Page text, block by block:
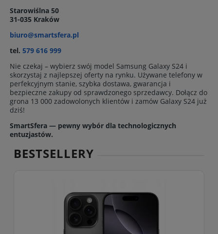
Starowiślna 50
31-035 Kraków
biuro@smartsfera.pl
tel. 579 616 999
Nie czekaj – wybierz swój model Samsung Galaxy S24 i
skorzystaj z najlepszej oferty na rynku. Używane telefony w
perfekcyjnym stanie, szybka dostawa, gwarancja i
bezpieczne zakupy od sprawdzonego sprzedawcy. Dołącz do
grona 13 000 zadowolonych klientów i zamów Galaxy S24 już
dziś!
SmartSfera — pewny wybór dla technologicznych
entuzjastów.
BESTSELLERY